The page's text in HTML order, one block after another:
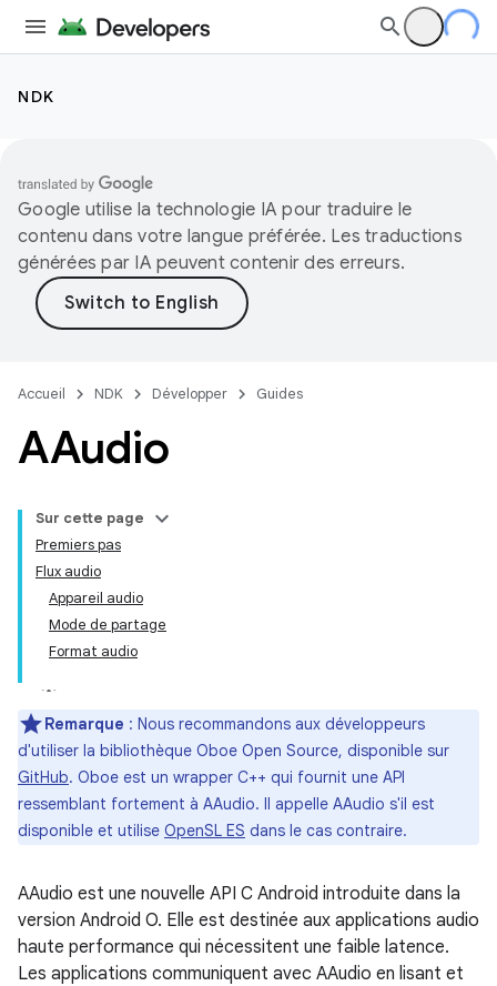
NDK
Google utilise la technologie IA pour traduire le
contenu dans votre langue préférée. Les traductions
générées par IA peuvent contenir des erreurs.
Accueil NDK Développer Guides
AAudio
Sur cette page
Premiers pas
Flux audio
Appareil audio
Mode de partage
Format audio
Remarque : Nous recommandons aux développeurs
d'utiliser la bibliothèque Oboe Open Source, disponible sur
GitHub. Oboe est un wrapper C++ qui fournit une API
ressemblant fortement à AAudio. Il appelle AAudio s'il est
disponible et utilise OpenSL ES dans le cas contraire.
AAudio est une nouvelle API C Android introduite dans la
version Android O. Elle est destinée aux applications audio
haute performance qui nécessitent une faible latence.
Les applications communiquent avec AAudio en lisant et